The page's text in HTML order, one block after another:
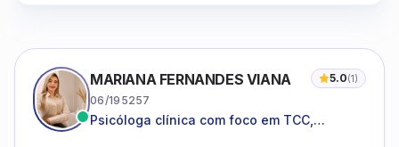
MARIANA FERNANDES VIANA 5.0(1)
06/195257
Psicóloga clínica com foco em TCC,